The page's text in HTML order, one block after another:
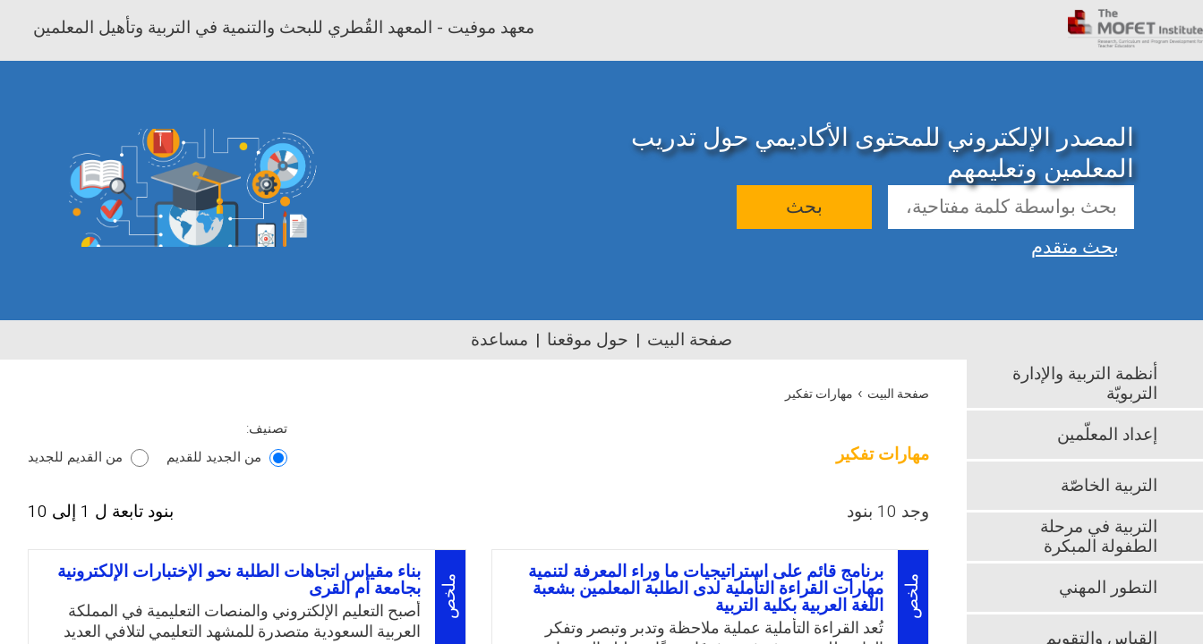
معهد موفيت - المعهد القُطري للبحث والتنمية في التربية وتأهيل المعلمين
المصدر الإلكتروني للمحتوى الأكاديمي حول تدريب
المعلمين وتعليمهم
بحث
بحث متقدم
صفحة البيت حول موقعنا مساعدة
صفحة البيت › مهارات تفكير
مهارات تفكير
تصنيف:
من الجديد للقديم
من القديم للجديد
وجد 10 بنود بنود تابعة ل 1 إلى 10
ملخص
برنامج قائم على استراتيجيات ما وراء المعرفة لتنمية
مهارات القراءة التأملية لدى الطلبة المعلمين بشعبة
اللغة العربية بكلية التربية
تُعد القراءة التأملية عملية ملاحظة وتدبر وتبصر وتفكر
ملخص
بناء مقياس اتجاهات الطلبة نحو الإختبارات الإلكترونية
بجامعة أم القرى
أصبح التعليم الإلكتروني والمنصات التعليمية في المملكة
العربية السعودية متصدرة للمشهد التعليمي لتلافي العديد
أنظمة التربية والإدارة
التربويّة
إعداد المعلّمين
التربية الخاصّة
التربية في مرحلة
الطفولة المبكرة
التطور المهني
القياس والتقويم